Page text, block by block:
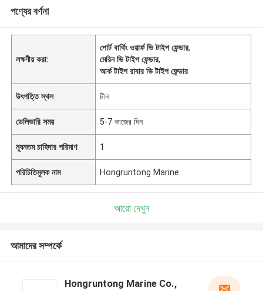
পণ্যের বর্ণনা
লক্ষণীয় করা:
পোর্ট বার্থিং ওয়ার্ফ ভি টাইপ ফেন্ডার,
মেরিন ভি টাইপ ফেন্ডার,
আর্ক টাইপ রাবার ভি টাইপ ফেন্ডার
উৎপত্তি স্থল চীন
ডেলিভারি সময় 5-7 কাজের দিন
ন্যূনতম চাহিদার পরিমাণ 1
পরিচিতিমুলক নাম Hongruntong Marine
আরো দেখুন
আমাদের সম্পর্কে
Hongruntong Marine Co.,